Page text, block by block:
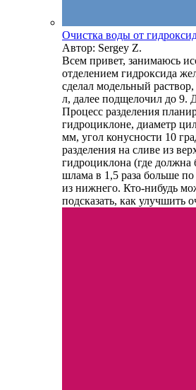
Очистка воды от
Автор: Sergey Z.
Всем привет, занимаюсь
отделением гидроксида
сделал модельный
л, далее подщелочил до 9.
Процесс разделения
гидроциклоне, диаметр
мм, угол конусности 10
разделения на сливе из
гидроциклона (где
шлама в 1,5 раза больше
из нижнего. Кто-нибудь
подсказать, как улучшить